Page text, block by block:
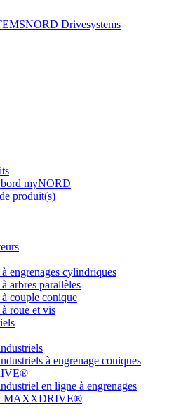
NORD Drivesystems
bord myNORD
produit(s)
engrenages cylindriques
arbres parallèles
couple conique
roue et vis
à engrenage coniques
en ligne à engrenages
MAXXDRIVE®